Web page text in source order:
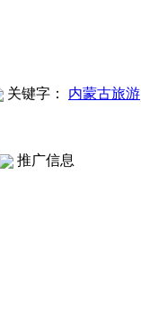
关键字： 内蒙古旅游
推广信息